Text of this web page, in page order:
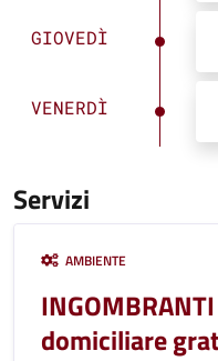
GIOVEDÌ
VENERDÌ
Servizi
AMBIENTE
domiciliare